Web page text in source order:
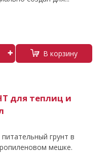
В корзину
для теплиц и
грунт в
мешке.